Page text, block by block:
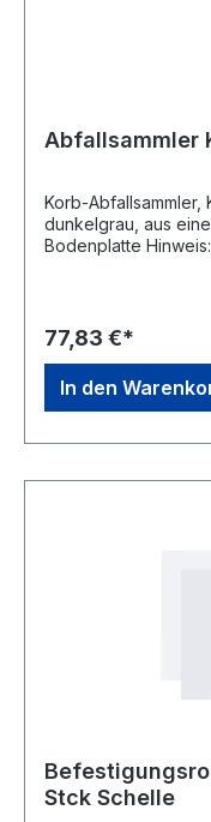
Abfallsammler
Korb-Abfallsammler,
dunkelgrau, aus einem Teil
Bodenplatte Hinweis: Passend für 70-/120-Liter-
77,83 €*
In den
Stck Schelle